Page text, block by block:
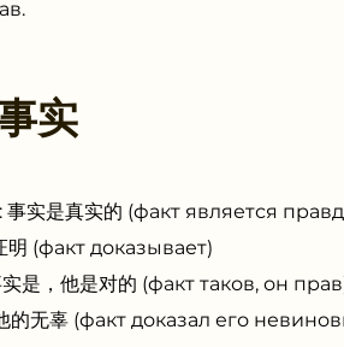
实
事实是真实的 (факт является
明 (факт доказывает)
是，他是对的 (факт таков, он
的无辜 (факт доказал его